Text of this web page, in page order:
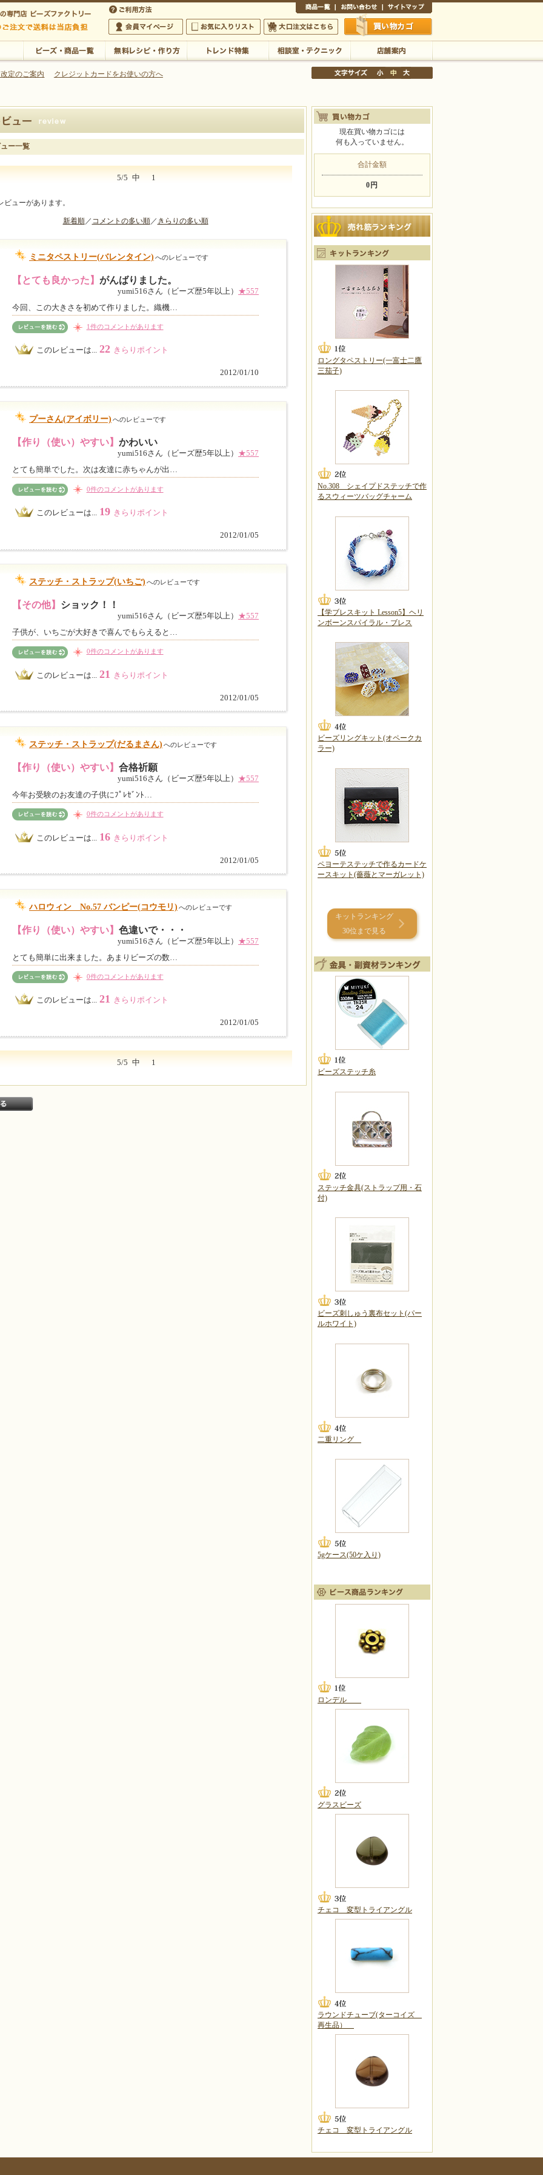
クセサリーの専門店
会員マイページ
お気に入りリスト 大口注文はこちら 買い物かご
店舗案内
定のご案内 クレジットカードをお使いの方へ
ー一覧
5/5 中 1
ビューがあります。
新着順／ コメントの多い順／ きらりの多い順
ミニタペストリー(バレンタイン) へのレビューです
【とても良かった】 がんばりました。
yumi516さん（ビーズ歴5年以上） ★557
今回、この大きさを初めて作りました。織機…
1件のコメントがあります
このレビューは... 22 きらりポイント
2012/01/10
プーさん(アイボリー) へのレビューです
【作り（使い）やすい】 かわいい
yumi516さん（ビーズ歴5年以上） ★557
とても簡単でした。次は友達に赤ちゃんが出…
0件のコメントがあります
このレビューは... 19 きらりポイント
2012/01/05
ステッチ・ストラップ(いちご) へのレビューです
【その他】 ショック！！
yumi516さん（ビーズ歴5年以上） ★557
子供が、いちごが大好きで喜んでもらえると…
0件のコメントがあります
このレビューは... 21 きらりポイント
2012/01/05
ステッチ・ストラップ(だるまさん) へのレビューです
【作り（使い）やすい】 合格祈願
yumi516さん（ビーズ歴5年以上） ★557
今年お受験のお友達の子供にﾌﾟﾚｾﾞﾝﾄ…
0件のコメントがあります
このレビューは... 16 きらりポイント
2012/01/05
ハロウィン No.57 バンピー(コウモリ) へのレビューです
【作り（使い）やすい】 色違いで・・・
yumi516さん（ビーズ歴5年以上） ★557
とても簡単に出来ました。あまりビーズの数…
0件のコメントがあります
このレビューは... 21 きらりポイント
2012/01/05
5/5 中 1
現在買い物カゴには
何も入っていません。
合計金額
0円
ロングタペストリー(一富士二鷹
三茄子)
No.308 シェイプドステッチで作
るスウィーツバッグチャーム
【学ブレスキット Lesson5】ヘリ
ンボーンスパイラル・ブレス
ビーズリングキット(オペークカ
ラー)
ペヨーテステッチで作るカードケ
ースキット(薔薇とマーガレット)
キットランキング
30位まで見る
ビーズステッチ糸
ステッチ金具(ストラップ用・石
付)
ビーズ刺しゅう裏布セット(パー
ルホワイト)
二重リング
5gケース(50ケ入り)
ロンデル
グラスビーズ
チェコ 変型トライアングル
ラウンドチューブ(ターコイズ
再生品）
チェコ 変型トライアングル